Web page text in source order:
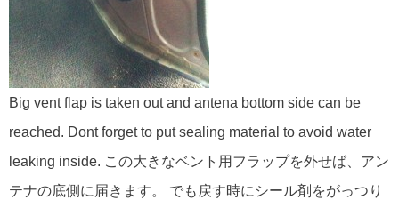
Big vent flap is taken out and antena bottom side can be
reached. Dont forget to put sealing material to avoid water
leaking inside. この大きなベント用フラップを外せば、アン
テナの底側に届きます。 でも戻す時にシール剤をがっつり